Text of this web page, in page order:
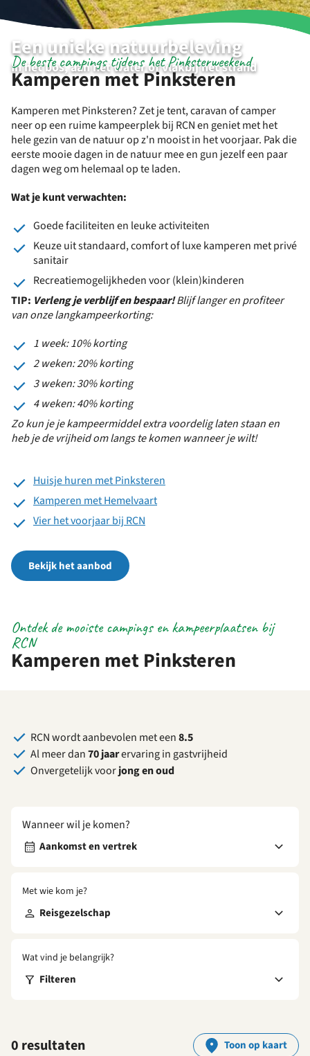
Een unieke natuurbeleving
In het bos, aan het water of vlakbij het strand
Kamperen met Pinksteren
De beste campings tijdens het Pinksterweekend
Kamperen met Pinksteren? Zet je tent, caravan of camper
neer op een ruime kampeerplek bij RCN en geniet met het
hele gezin van de natuur op z'n mooist in het voorjaar. Pak die
eerste mooie dagen in de natuur mee en gun jezelf een paar
dagen weg om helemaal op te laden.
Wat je kunt verwachten:
Goede faciliteiten en leuke activiteiten
Keuze uit standaard, comfort of luxe kamperen met privé
sanitair
Recreatiemogelijkheden voor (klein)kinderen
TIP: Verleng je verblijf en bespaar!Blijf langer en profiteer
van onze langkampeerkorting:
1 week: 10% korting
2 weken: 20% korting
3 weken: 30% korting
4 weken: 40% korting
Zo kun je je kampeermiddel extra voordelig laten staan en
heb je de vrijheid om langs te komen wanneer je wilt!
Huisje huren met Pinksteren
Kamperen met Hemelvaart
Vier het voorjaar bij RCN
Bekijk het aanbod
Kamperen met Pinksteren
Ontdek de mooiste campings en kampeerplaatsen bij
RCN
RCN wordt aanbevolen met een8.5
Al meer dan70 jaarervaring in gastvrijheid
Onvergetelijk voorjong en oud
Wanneer wil je komen?
Aankomst en vertrek
Met wie kom je?
Reisgezelschap
Wat vind je belangrijk?
Filteren
0 resultaten Toon op kaart